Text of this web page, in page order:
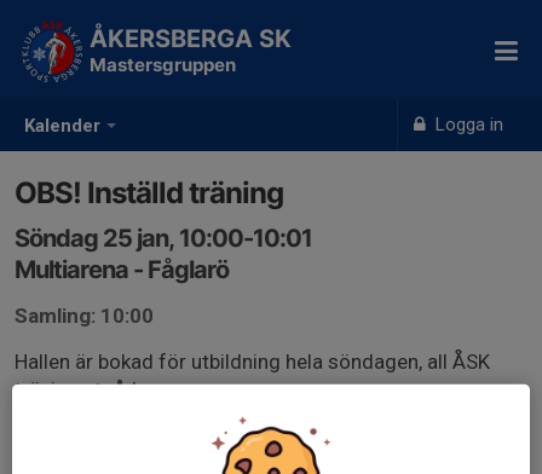
Kalender Logga in
ÅKERSBERGA SK
Mastersgruppen
OBS! Inställd träning
Söndag 25 jan, 10:00-10:01
Multiarena - Fåglarö
Samling: 10:00
Hallen är bokad för utbildning hela söndagen, all ÅSK
träning utgår!